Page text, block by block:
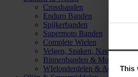
This
Crossbanden
Enduro Banden
Spijkerbanden
Supermoto Banden
Complete Wielen
Velgen, Spaken, Naven &
Binnenbanden & Mousses
WIelonderdelen & Accessoires